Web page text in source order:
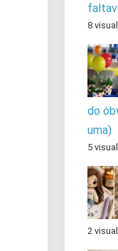
8
do
uma)
5
2